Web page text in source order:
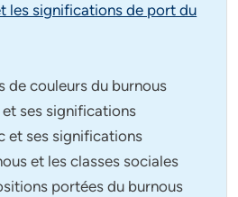
les significations de port du
de couleurs du burnous
ses significations
et ses significations
et les classes sociales
portées du burnous